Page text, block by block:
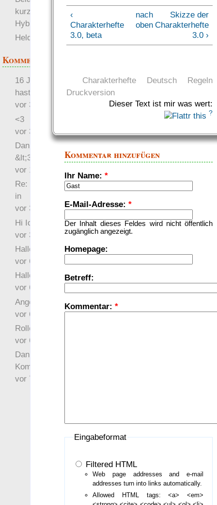
‹
Charakterhefte
3.0, beta
nach
oben
Skizze der
Charakterhefte
3.0 ›
Charakterhefte Deutsch
Regeln
Druckversion
Dieser Text ist mir was wert:
?
Kommentar hinzufügen
Ihr Name: *
E-Mail-Adresse: *
Der Inhalt dieses Feldes wird nicht öffentlich
zugänglich angezeigt.
Homepage:
Betreff:
Kommentar: *
Eingabeformat
Filtered HTML
Web page addresses and e-mail
addresses turn into links automatically.
Allowed HTML tags: <a> <em>
kurz was über SC/NSC-
Hybriden
Heldendokument
Kommentare
16 Jahre später: mist, du
hast Recht …
vor 31 Wochen 3 Tage
<3
vor 34 Wochen 5 Tage
Danke für das Statement
&lt;3
vor 1 Jahr 48 Wochen
Re: Hi Ich bin völlig neu
in
vor 3 Jahre 33 Wochen
Hi Ich bin völlig neu in
vor 3 Jahre 46 Wochen
Hallo Ochrasylion
vor 6 Jahre 10 Wochen
Hallo Drak
vor 6 Jahre 10 Wochen
Angefragt
vor 6 Jahre 10 Wochen
Rollenspielrunde
vor 6 Jahre 10 Wochen
Danke für Deinen
Kommentar!
vor 7 Jahre 22 Wochen